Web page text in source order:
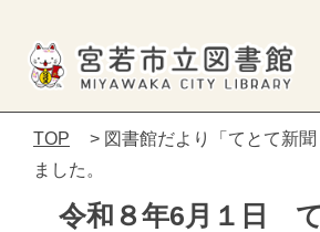
TOP
> 図書館だより「てとて新
ました。
令和８年6月１日